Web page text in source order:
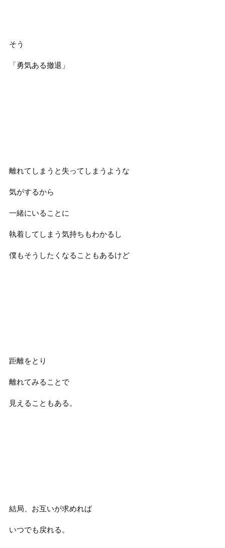
そう
「勇気ある撤退」
離れてしまうと失ってしまうような
気がするから
一緒にいることに
執着してしまう気持ちもわかるし
僕もそうしたくなることもあるけど
距離をとり
離れてみることで
見えることもある。
結局、お互いが求めれば
いつでも戻れる。